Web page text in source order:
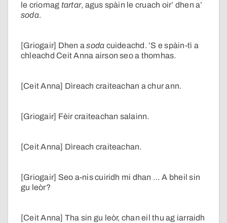
le criomag tartar, agus spàin le cruach oir’ dhen a’
soda.
[Griogair] Dhen asoda cuideachd. ’S e spàin-tì a
chleachd Ceit Anna airson seo a thomhas.
[Ceit Anna] Dìreach craiteachan a chur ann.
[Griogair] Fèir craiteachan salainn.
[Ceit Anna] Dìreach craiteachan.
[Griogair] Seo a-nis cuiridh mi dhan … A bheil sin
gu leòr?
[Ceit Anna] Tha sin gu leòr, chan eil thu ag iarraidh